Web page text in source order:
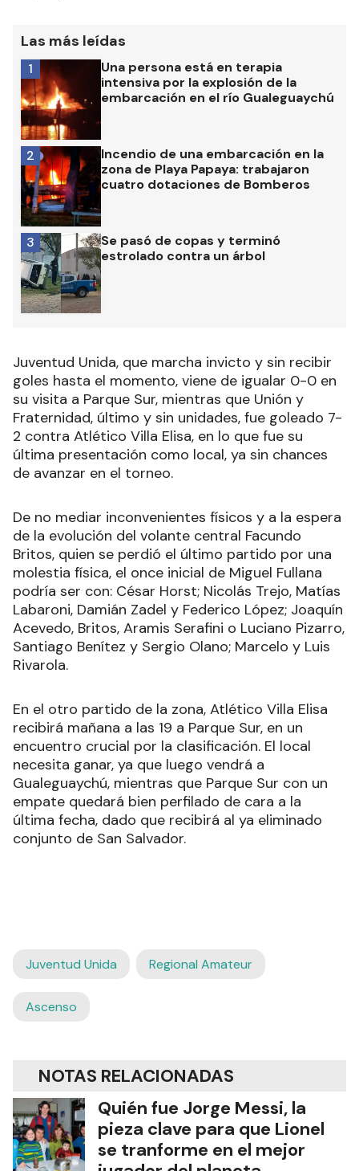
Las más leídas
Una persona está en terapia
intensiva por la explosión de la
embarcación en el río Gualeguaychú
1
Incendio de una embarcación en la
zona de Playa Papaya: trabajaron
cuatro dotaciones de Bomberos
2
Se pasó de copas y terminó
estrolado contra un árbol
3
Juventud Unida, que marcha invicto y sin recibir
goles hasta el momento, viene de igualar 0-0 en
su visita a Parque Sur, mientras que Unión y
Fraternidad, último y sin unidades, fue goleado 7-
2 contra Atlético Villa Elisa, en lo que fue su
última presentación como local, ya sin chances
de avanzar en el torneo.
De no mediar inconvenientes físicos y a la espera
de la evolución del volante central Facundo
Britos, quien se perdió el último partido por una
molestia física, el once inicial de Miguel Fullana
podría ser con: César Horst; Nicolás Trejo, Matías
Labaroni, Damián Zadel y Federico López; Joaquín
Acevedo, Britos, Aramis Serafini o Luciano Pizarro,
Santiago Benítez y Sergio Olano; Marcelo y Luis
Rivarola.
En el otro partido de la zona, Atlético Villa Elisa
recibirá mañana a las 19 a Parque Sur, en un
encuentro crucial por la clasificación. El local
necesita ganar, ya que luego vendrá a
Gualeguaychú, mientras que Parque Sur con un
empate quedará bien perfilado de cara a la
última fecha, dado que recibirá al ya eliminado
conjunto de San Salvador.
Juventud Unida Regional Amateur
Ascenso
NOTAS RELACIONADAS
Quién fue Jorge Messi, la
pieza clave para que Lionel
se tranforme en el mejor